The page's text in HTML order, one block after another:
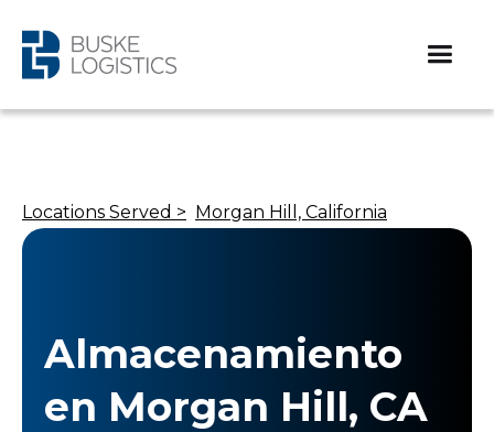
Locations Served > Morgan Hill, California
Almacenamiento
en Morgan Hill, CA